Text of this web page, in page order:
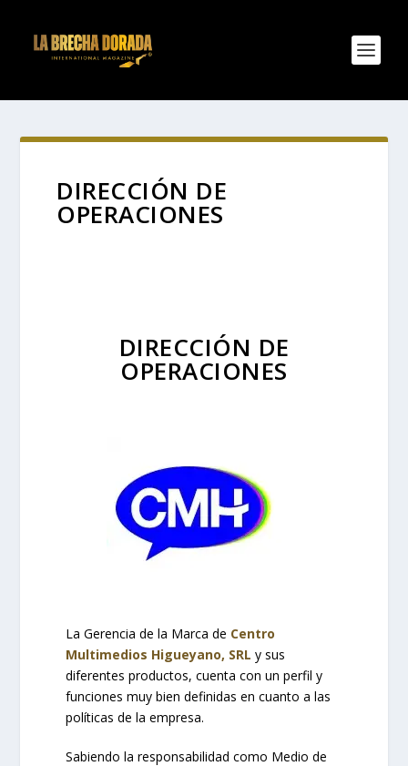
DIRECCIÓN DE
OPERACIONES
DIRECCIÓN DE
OPERACIONES
La Gerencia de la Marca de Centro
Multimedios Higueyano, SRL y sus
diferentes productos, cuenta con un perfil y
funciones muy bien definidas en cuanto a las
políticas de la empresa.
Sabiendo la responsabilidad como Medio de